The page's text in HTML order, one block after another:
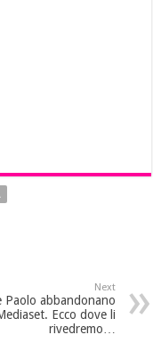
Next
Paolo abbandonano
Ecco dove li
rivedremo…